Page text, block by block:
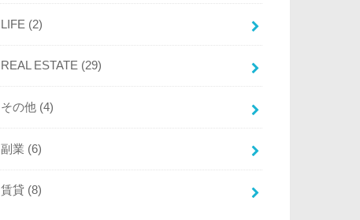
LIFE (2)
REAL ESTATE (29)
その他 (4)
副業 (6)
賃貸 (8)